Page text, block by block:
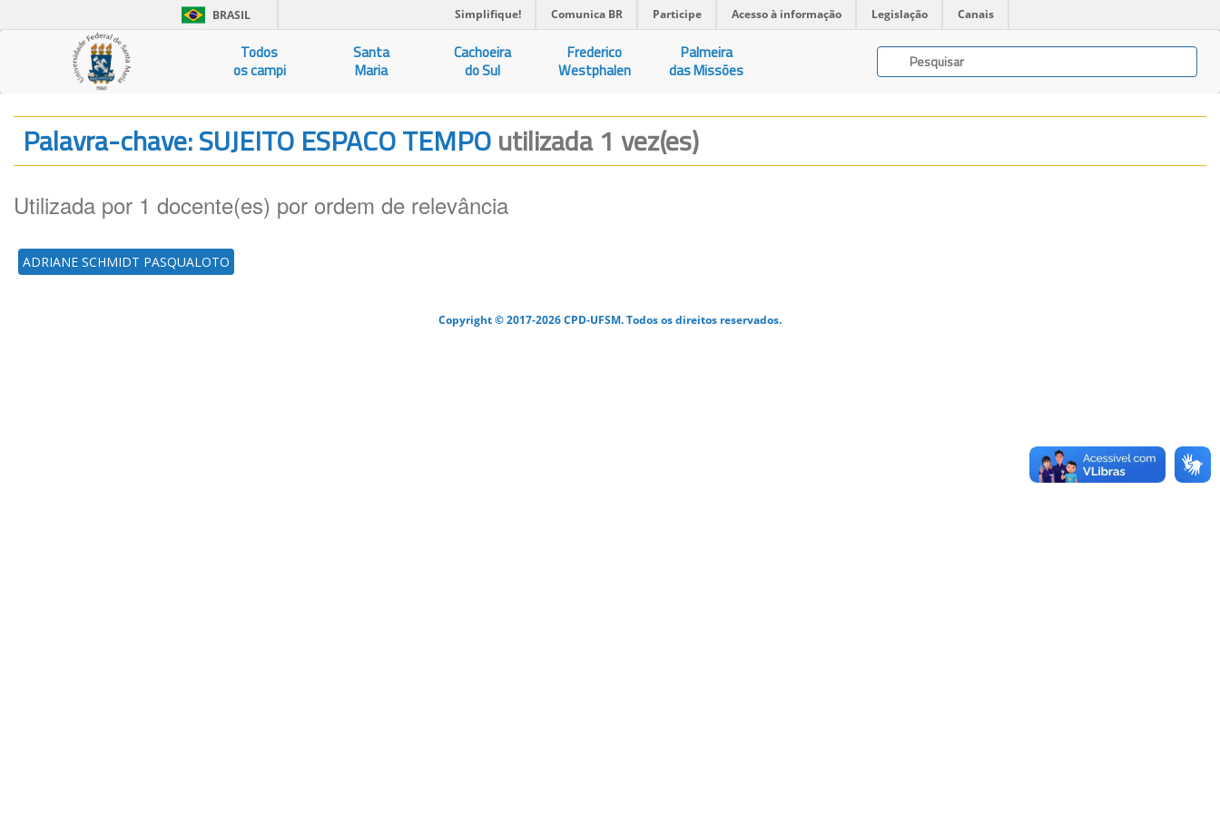
BRASIL Simplifique! Comunica BR Participe Acesso à informação Legislação Canais
Todos
os campi
Santa
Maria
Cachoeira
do Sul
Frederico
Westphalen
Palmeira
das Missões
Palavra-chave: SUJEITO ESPACO TEMPOutilizada 1 vez(es)
Utilizada por 1 docente(es) por ordem de relevância
ADRIANE SCHMIDT PASQUALOTO
Copyright © 2017-2026 CPD-UFSM. Todos os direitos reservados.